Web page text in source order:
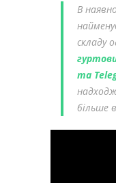
В
складу
та
більше